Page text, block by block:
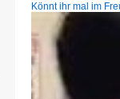
Könnt ihr mal im
Video-